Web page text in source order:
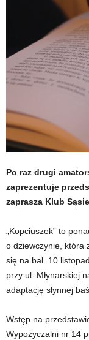
Po raz drugi
zaprezentuje
zaprasza Klub
„Kopciuszek” to
o dziewczynie, która
się na bal. 10
przy ul. Młynarskiej
adaptację słynnej
Wstęp na
Wypożyczalni nr 14